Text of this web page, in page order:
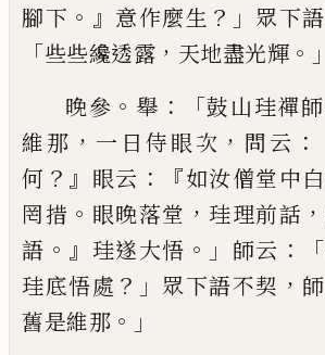
腳下 。』 意作麼生 ？」 眾下
「些些纔透露 ， 天地盡光輝 。」
晚參 。 舉 ：「鼓山珪禪
維那 ， 一日侍眼次 ， 問云
何 ？』 眼云 ：『如汝僧堂中
罔措 。 眼晚落堂 ， 珪理前話 ，
語 。』 珪遂大悟 。」 師云 ：「
珪底悟處 ？」 眾下語不契 ，
舊是維那 。」